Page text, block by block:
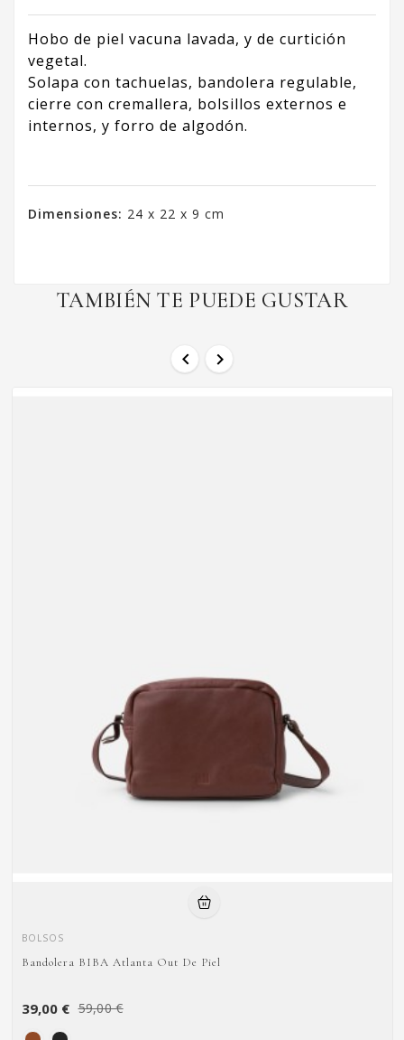
Hobo de piel vacuna lavada, y de curtición
vegetal.
Solapa con tachuelas, bandolera regulable,
cierre con cremallera, bolsillos externos e
internos, y forro de algodón.
Dimensiones: 24 x 22 x 9 cm
TAMBIÉN TE PUEDE GUSTAR
 
BOLSOS
Bandolera BIBA Atlanta Out De Piel
39,00 € 59,00 €